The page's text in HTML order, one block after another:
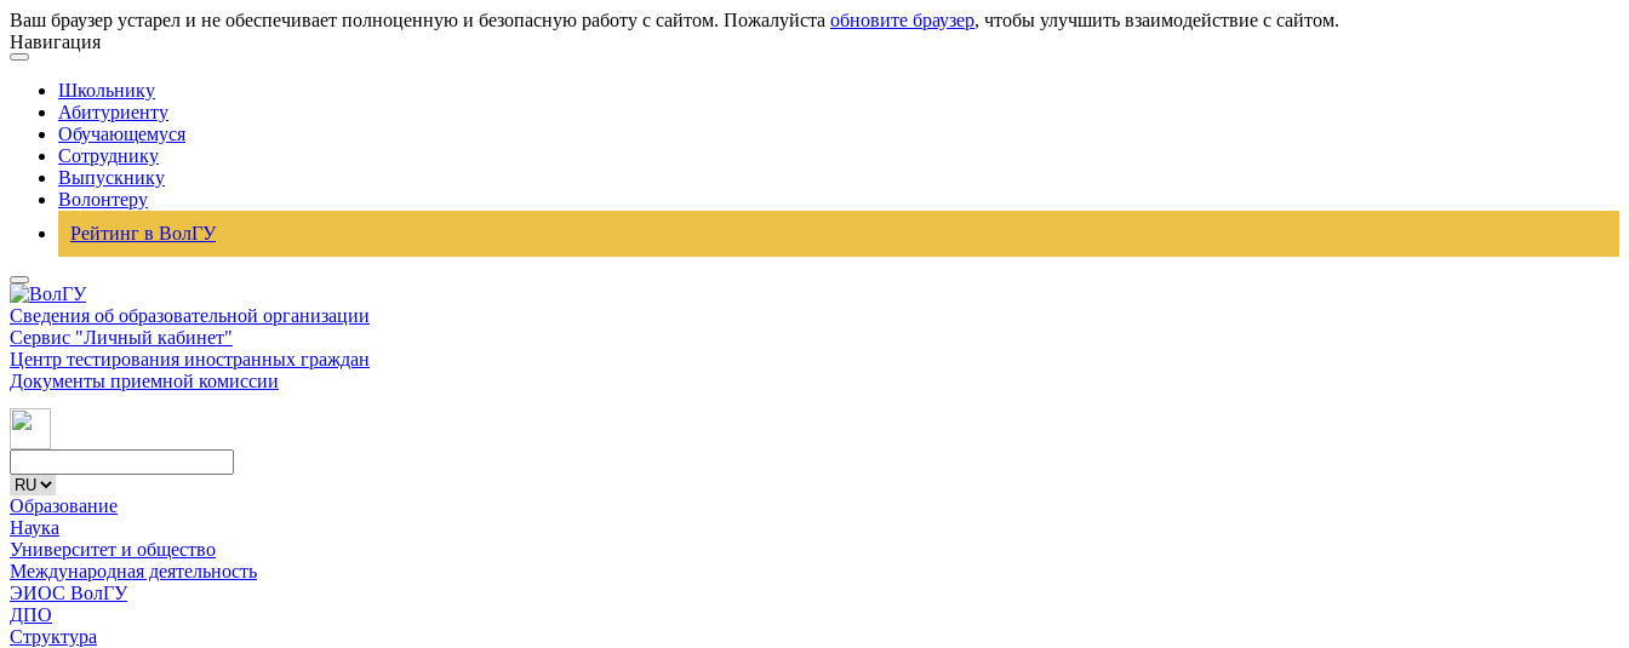
Ваш браузер устарел и не обеспечивает полноценную и безопасную работу с сайтом. Пожалуйста обновите браузер, чтобы улучшить взаимодействие с сайтом.
Навигация
Школьнику
Абитуриенту
Обучающемуся
Сотруднику
Выпускнику
Волонтеру
Рейтинг в ВолГУ
Сведения об образовательной организации
Сервис "Личный кабинет"
Центр тестирования иностранных граждан
Документы приемной комиссии
Образование
Наука
Университет и общество
Международная деятельность
ЭИОС ВолГУ
ДПО
Структура